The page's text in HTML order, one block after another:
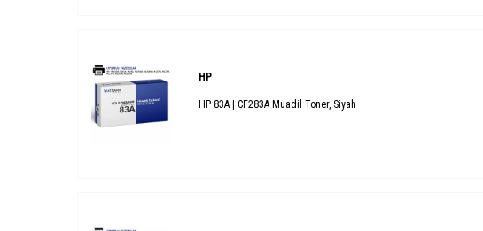
HP
HP 83A | CF283A Muadil Toner, Siyah